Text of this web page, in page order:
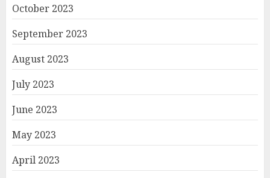
October 2023
September 2023
August 2023
July 2023
June 2023
May 2023
April 2023